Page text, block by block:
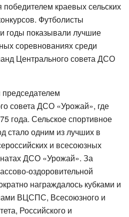
победителем краевых сельских
Футболисты
годы показывали лучшие
соревнованиях среди
Центрального совета ДСО
совета ДСО «Урожай», где
года. Сельское спортивное
стало одним из лучших в
и всесоюзных
ДСО «Урожай». За
оздоровительной
награждалось кубками и
ВЦСПС, Всесоюзного и
Российского и